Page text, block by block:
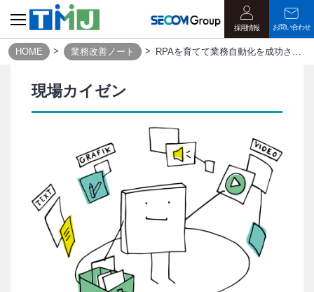
採用情報 お問い合わせ
HOME 業務改善ノート RPAを育てて業務自動化を成功させよう｜業務改善ノート
現場カイゼン